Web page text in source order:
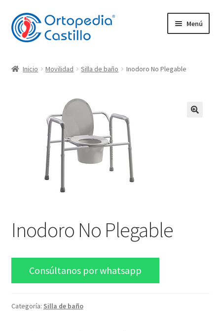
Ir
a
la
Ir
al
contenido
Menú
menú
hijo
Ortopedia Castillo
Plantillas Ortopédicas
Inicio Movilidad Silla de baño Inodoro No Plegable
Inodoro No Plegable
Consúltanos por whatsapp
Categoría: Silla de baño